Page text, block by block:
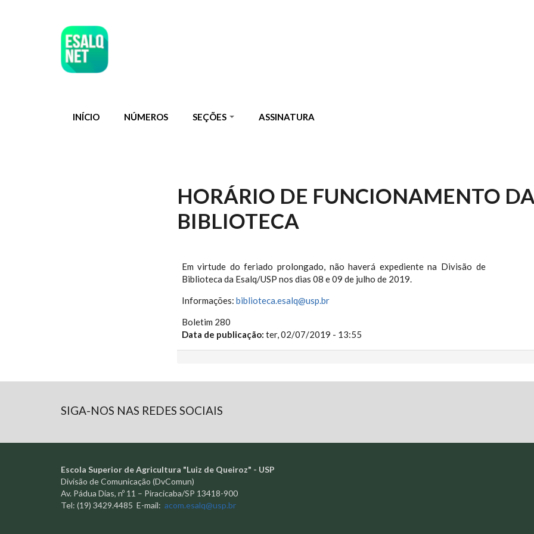
INÍCIO NÚMEROS SEÇÕES ASSINATURA
HORÁRIO DE FUNCIONAMENTO DA
BIBLIOTECA
Em virtude do feriado prolongado, não haverá expediente na Divisão de
Biblioteca da Esalq/USP nos dias 08 e 09 de julho de 2019.
Informações: biblioteca.esalq@usp.br
Boletim 280
Data de publicação: ter, 02/07/2019 - 13:55
SIGA-NOS NAS REDES SOCIAIS
Escola Superior de Agricultura "Luiz de Queiroz" - USP
Divisão de Comunicação (DvComun)
Av. Pádua Dias, nº 11 – Piracicaba/SP 13418-900
Tel: (19) 3429.4485 E-mail: acom.esalq@usp.br